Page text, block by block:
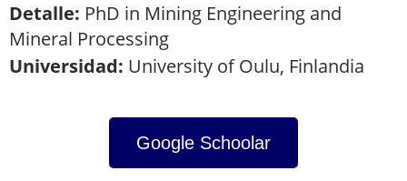
Detalle: PhD in Mining Engineering and
Mineral Processing
Universidad: University of Oulu, Finlandia
Google Schoolar